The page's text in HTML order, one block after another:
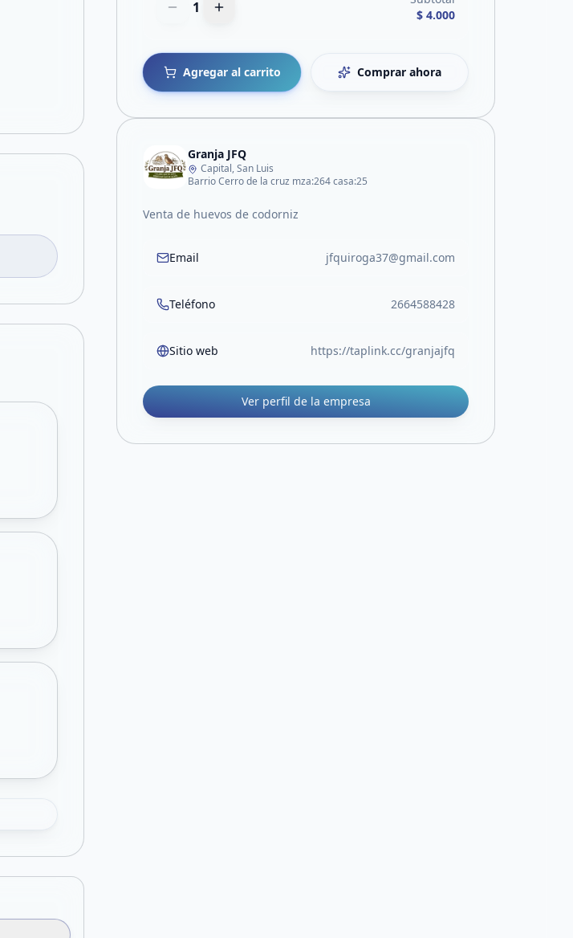
1
$ 4.000
Agregar al carrito Comprar ahora
Granja JFQ
Capital, San Luis
Barrio Cerro de la cruz mza:264 casa:25
Venta de huevos de codorniz
Email jfquiroga37@gmail.com
Teléfono 2664588428
Sitio web https://taplink.cc/granjajfq
Ver perfil de la empresa